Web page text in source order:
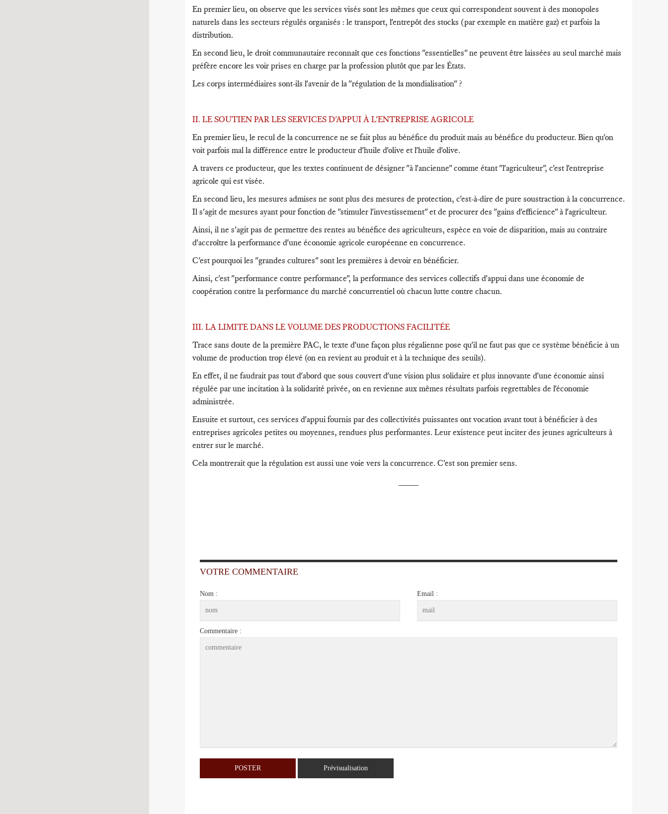
En premier lieu, on observe que les services visés sont les mêmes que ceux qui correspondent souvent à des monopoles
naturels dans les secteurs régulés organisés : le transport, l'entrepôt des stocks (par exemple en matière gaz) et parfois la
distribution.
En second lieu, le droit communautaire reconnaît que ces fonctions "essentielles" ne peuvent être laissées au seul marché mais
préfère encore les voir prises en charge par la profession plutôt que par les États.
Les corps intermédiaires sont-ils l'avenir de la "régulation de la mondialisation" ?
II. LE SOUTIEN PAR LES SERVICES D'APPUI À L'ENTREPRISE AGRICOLE
En premier lieu, le recul de la concurrence ne se fait plus au bénéfice du produit mais au bénéfice du producteur. Bien qu'on
voit parfois mal la différence entre le producteur d'huile d'olive et l'huile d'olive.
A travers ce producteur, que les textes continuent de désigner "à l'ancienne" comme étant "l'agriculteur", c'est l'entreprise
agricole qui est visée.
En second lieu, les mesures admises ne sont plus des mesures de protection, c'est-à-dire de pure soustraction à la concurrence.
Il s'agit de mesures ayant pour fonction de "stimuler l'investissement" et de procurer des "gains d'efficience" à l'agriculteur.
Ainsi, il ne s'agit pas de permettre des rentes au bénéfice des agriculteurs, espèce en voie de disparition, mais au contraire
d'accroître la performance d'une économie agricole européenne en concurrence.
C'est pourquoi les "grandes cultures" sont les premières à devoir en bénéficier.
Ainsi, c'est "performance contre performance", la performance des services collectifs d'appui dans une économie de
coopération contre la performance du marché concurrentiel où chacun lutte contre chacun.
III. LA LIMITE DANS LE VOLUME DES PRODUCTIONS FACILITÉE
Trace sans doute de la première PAC, le texte d'une façon plus régalienne pose qu'il ne faut pas que ce système bénéficie à un
volume de production trop élevé (on en revient au produit et à la technique des seuils).
En effet, il ne faudrait pas tout d'abord que sous couvert d'une vision plus solidaire et plus innovante d'une économie ainsi
régulée par une incitation à la solidarité privée, on en revienne aux mêmes résultats parfois regrettables de l'économie
administrée.
Ensuite et surtout, ces services d'appui fournis par des collectivités puissantes ont vocation avant tout à bénéficier à des
entreprises agricoles petites ou moyennes, rendues plus performantes. Leur existence peut inciter des jeunes agriculteurs à
entrer sur le marché.
Cela montrerait que la régulation est aussi une voie vers la concurrence. C'est son premier sens.
VOTRE COMMENTAIRE
Nom : Email :
Commentaire :